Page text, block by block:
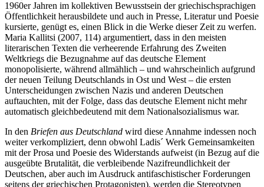
1960er Jahren im kollektiven Bewusstsein der griechischsprachigen
Öffentlichkeit herausbildete und auch in Presse, Literatur und Poesie
kursierte, genügt es, einen Blick in die Werke dieser Zeit zu werfen.
Maria Kallitsi (2007, 114) argumentiert, dass in den meisten
literarischen Texten die verheerende Erfahrung des Zweiten
Weltkriegs die Bezugnahme auf das deutsche Element
monopolisierte, während allmählich – und wahrscheinlich aufgrund
der neuen Teilung Deutschlands in Ost und West – die ersten
Unterscheidungen zwischen Nazis und anderen Deutschen
auftauchten, mit der Folge, dass das deutsche Element nicht mehr
automatisch gleichbedeutend mit dem Nationalsozialismus war.
In den Briefen aus Deutschland wird diese Annahme indessen noch
weiter verkompliziert, denn obwohl Ladis´ Werk Gemeinsamkeiten
mit der Prosa und Poesie des Widerstands aufweist (in Bezug auf die
ausgeübte Brutalität, die verbleibende Nazifreundlichkeit der
Deutschen, aber auch im Ausdruck antifaschistischer Forderungen
seitens der griechischen Protagonisten), werden die Stereotypen